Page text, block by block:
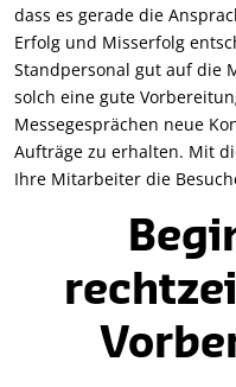
dass es gerade die
Erfolg und Misserfolg
Standpersonal gut auf die
solch eine gute
Messegesprächen neue
Aufträge zu erhalten. Mit
Ihre Mitarbeiter die